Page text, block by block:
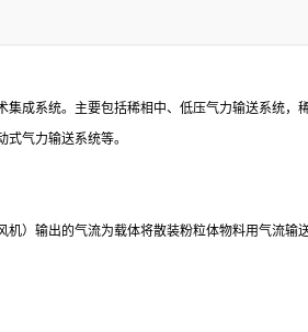
成系统。主要包括稀相中、低压气力输送系统
气力输送系统等。
）输出的气流为载体将散装粉粒体物料用气流